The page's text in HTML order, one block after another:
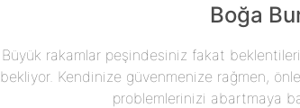
Boğa
Büyük rakamlar peşindesiniz fakat
bekliyor. Kendinize güvenmenize rağmen,
problemlerinizi abartmaya